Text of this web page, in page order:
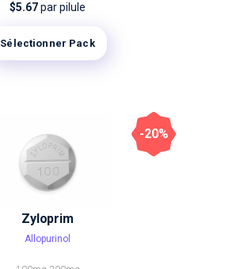
$5.67par pilule
Sélectionner Pack
Zyloprim
Allopurinol
-20%